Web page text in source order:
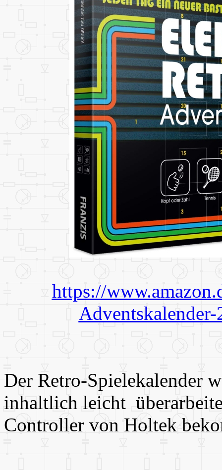
https://
Der Retro-Spielekalender
inhaltlich leicht
Controller von Holtek